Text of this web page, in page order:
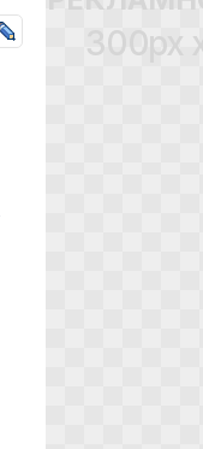
300px